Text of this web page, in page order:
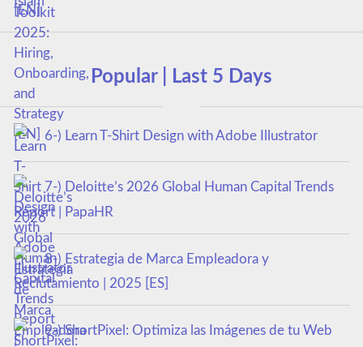
Popular | Last 5 Days
6-) Learn T-Shirt Design with Adobe Illustrator
7-) Deloitte’s 2026 Global Human Capital Trends
Report | PapaHR
8-) Estrategia de Marca Empleadora y
Reclutamiento | 2025 [ES]
9-) ShortPixel: Optimiza las Imágenes de tu Web